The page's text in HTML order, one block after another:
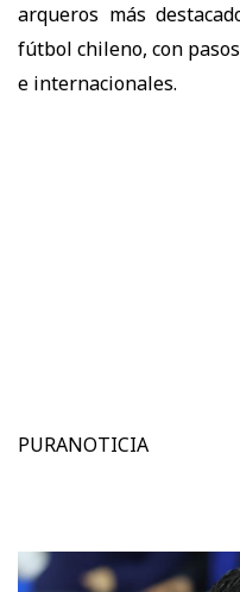
arqueros más
fútbol chileno, con
e internacionales.
PURANOTICIA